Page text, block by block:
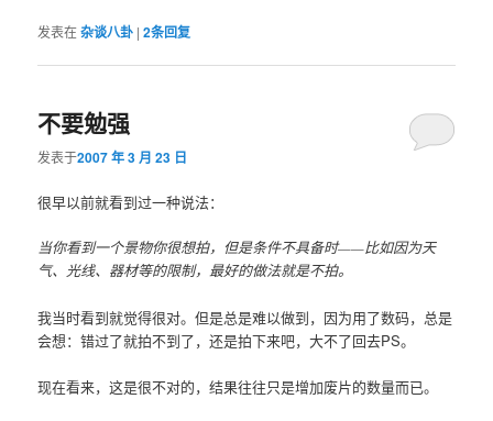
发表在杂谈八卦 |2条回复
不要勉强
发表于2007 年 3 月 23 日
很早以前就看到过一种说法：
当你看到一个景物你很想拍，但是条件不具备时——比如因为天
气、光线、器材等的限制，最好的做法就是不拍。
我当时看到就觉得很对。但是总是难以做到，因为用了数码，总是
会想：错过了就拍不到了，还是拍下来吧，大不了回去PS。
现在看来，这是很不对的，结果往往只是增加废片的数量而已。